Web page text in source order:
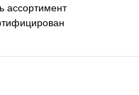
ассортимент